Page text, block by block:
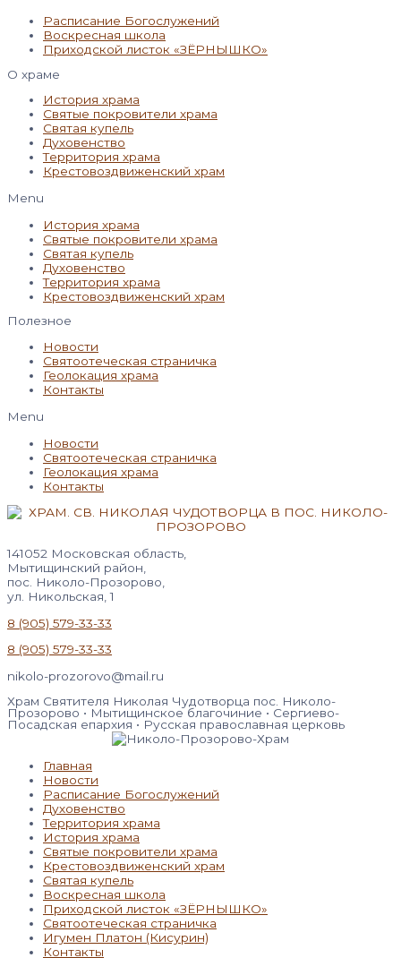
Расписание Богослужений
Воскресная школа
Приходской листок «ЗЁРНЫШКО»
О храме
История храма
Святые покровители храма
Святая купель
Духовенство
Территория храма
Крестовоздвиженский храм
Menu
История храма
Святые покровители храма
Святая купель
Духовенство
Территория храма
Крестовоздвиженский храм
Полезное
Новости
Святоотеческая страничка
Геолокация храма
Контакты
Menu
Новости
Святоотеческая страничка
Геолокация храма
Контакты
141052 Московская область,
Мытищинский район,
пос. Николо-Прозорово,
ул. Никольская, 1
8 (905) 579-33-33
8 (905) 579-33-33
nikolo-prozorovo@mail.ru
Храм Святителя Николая Чудотворца пос. Николо-
Прозорово • Мытищинское благочиние • Сергиево-
Посадская епархия • Русская православная церковь
Главная
Новости
Расписание Богослужений
Духовенство
Территория храма
История храма
Святые покровители храма
Крестовоздвиженский храм
Святая купель
Воскресная школа
Приходской листок «ЗЁРНЫШКО»
Святоотеческая страничка
Игумен Платон (Кисурин)
Контакты